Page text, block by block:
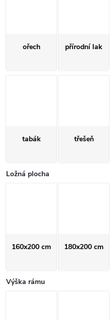
ořech přírodní lak
tabák třešeň
Ložná plocha
160x200 cm 180x200 cm
Výška rámu